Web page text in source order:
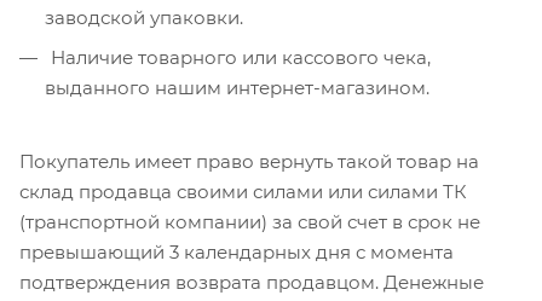
заводской упаковки.
Наличие товарного или кассового чека,
выданного нашим интернет-магазином.
Покупатель имеет право вернуть такой товар на
склад продавца своими силами или силами ТК
(транспортной компании) за свой счет в срок не
превышающий 3 календарных дня с момента
подтверждения возврата продавцом. Денежные